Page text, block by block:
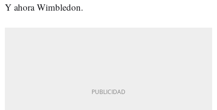
Y ahora Wimbledon.